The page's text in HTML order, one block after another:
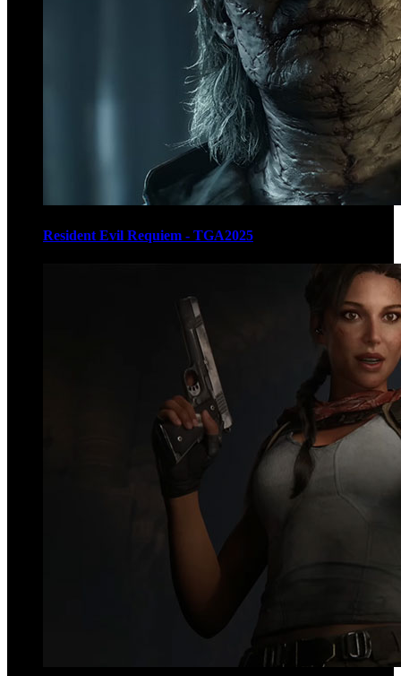
Resident Evil Requiem - TGA2025